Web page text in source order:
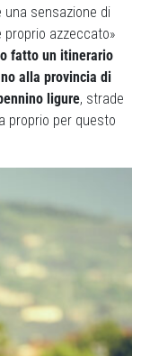
una sensazione di
proprio azzeccato»
fatto un itinerario
alla provincia di
ligure, strade
proprio per questo